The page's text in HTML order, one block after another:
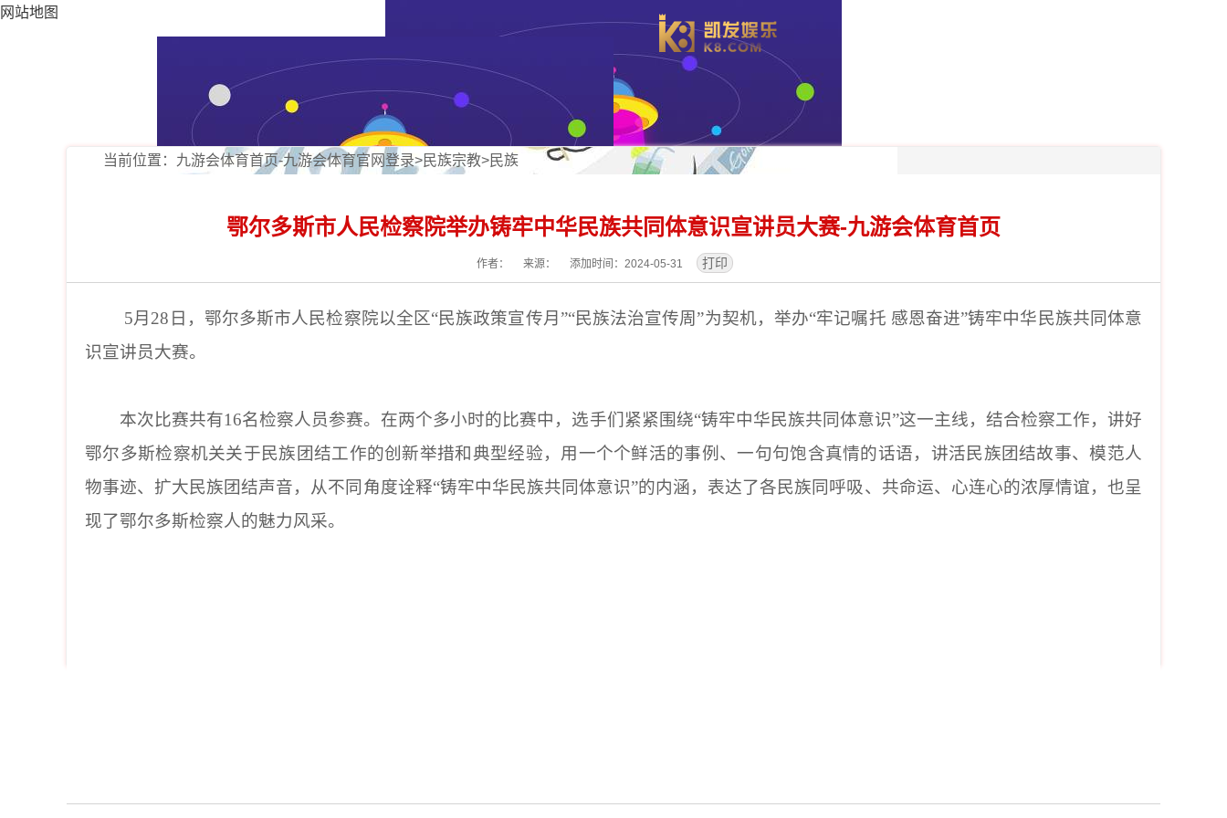
当前位置： 九游会体育首页-九游会体育官网登录>民族宗教>民族
鄂尔多斯市人民检察院举办铸牢中华民族共同体意识宣讲员大赛-九游会体育首页
作者： 来源： 添加时间：2024-05-31
5月28日，鄂尔多斯市人民检察院以全区“民族政策宣传月”“民族法治宣传周”为契机，举办“牢记嘱托 感恩奋进”铸牢中华民族共同体意
识宣讲员大赛。
本次比赛共有16名检察人员参赛。在两个多小时的比赛中，选手们紧紧围绕“铸牢中华民族共同体意识”这一主线，结合检察工作，讲好
鄂尔多斯检察机关关于民族团结工作的创新举措和典型经验，用一个个鲜活的事例、一句句饱含真情的话语，讲活民族团结故事、模范人
物事迹、扩大民族团结声音，从不同角度诠释“铸牢中华民族共同体意识”的内涵，表达了各民族同呼吸、共命运、心连心的浓厚情谊，也呈
现了鄂尔多斯检察人的魅力风采。
网站地图